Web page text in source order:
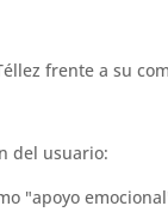
frente a su
del usuario:
"apoyo